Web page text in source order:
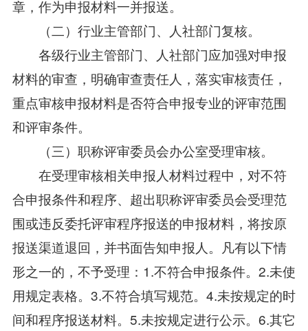
章，作为申报材料一并报送。
（二）行业主管部门、人社部门复核。
各级行业主管部门、人社部门应加强对申报
材料的审查，明确审查责任人，落实审核责任，
重点审核申报材料是否符合申报专业的评审范围
和评审条件。
（三）职称评审委员会办公室受理审核。
在受理审核相关申报人材料过程中，对不符
合申报条件和程序、超出职称评审委员会受理范
围或违反委托评审程序报送的申报材料，将按原
报送渠道退回，并书面告知申报人。凡有以下情
形之一的，不予受理：1.不符合申报条件。2.未使
用规定表格。3.不符合填写规范。4.未按规定的时
间和程序报送材料。5.未按规定进行公示。6.其它